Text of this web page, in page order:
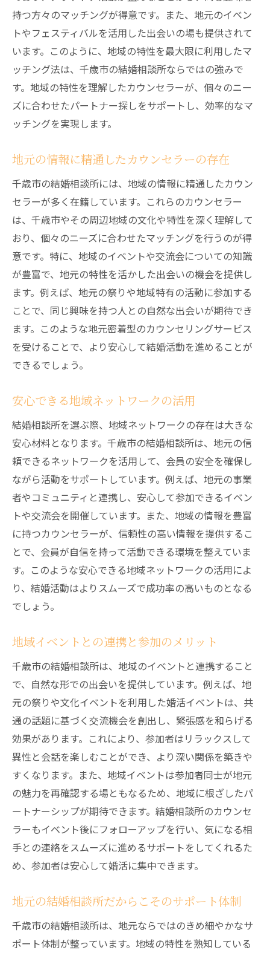
持つ方々のマッチングが得意です。また、地元のイベン
トやフェスティバルを活用した出会いの場も提供されて
います。このように、地域の特性を最大限に利用したマ
ッチング法は、千歳市の結婚相談所ならではの強みで
す。地域の特性を理解したカウンセラーが、個々のニー
ズに合わせたパートナー探しをサポートし、効率的なマ
ッチングを実現します。
地元の情報に精通したカウンセラーの存在
千歳市の結婚相談所には、地域の情報に精通したカウン
セラーが多く在籍しています。これらのカウンセラー
は、千歳市やその周辺地域の文化や特性を深く理解して
おり、個々のニーズに合わせたマッチングを行うのが得
意です。特に、地域のイベントや交流会についての知識
が豊富で、地元の特性を活かした出会いの機会を提供し
ます。例えば、地元の祭りや地域特有の活動に参加する
ことで、同じ興味を持つ人との自然な出会いが期待でき
ます。このような地元密着型のカウンセリングサービス
を受けることで、より安心して結婚活動を進めることが
できるでしょう。
安心できる地域ネットワークの活用
結婚相談所を選ぶ際、地域ネットワークの存在は大きな
安心材料となります。千歳市の結婚相談所は、地元の信
頼できるネットワークを活用して、会員の安全を確保し
ながら活動をサポートしています。例えば、地元の事業
者やコミュニティと連携し、安心して参加できるイベン
トや交流会を開催しています。また、地域の情報を豊富
に持つカウンセラーが、信頼性の高い情報を提供するこ
とで、会員が自信を持って活動できる環境を整えていま
す。このような安心できる地域ネットワークの活用によ
り、結婚活動はよりスムーズで成功率の高いものとなる
でしょう。
地域イベントとの連携と参加のメリット
千歳市の結婚相談所は、地域のイベントと連携すること
で、自然な形での出会いを提供しています。例えば、地
元の祭りや文化イベントを利用した婚活イベントは、共
通の話題に基づく交流機会を創出し、緊張感を和らげる
効果があります。これにより、参加者はリラックスして
異性と会話を楽しむことができ、より深い関係を築きや
すくなります。また、地域イベントは参加者同士が地元
の魅力を再確認する場ともなるため、地域に根ざしたパ
ートナーシップが期待できます。結婚相談所のカウンセ
ラーもイベント後にフォローアップを行い、気になる相
手との連絡をスムーズに進めるサポートをしてくれるた
め、参加者は安心して婚活に集中できます。
地元の結婚相談所だからこそのサポート体制
千歳市の結婚相談所は、地元ならではのきめ細やかなサ
ポート体制が整っています。地域の特性を熟知している